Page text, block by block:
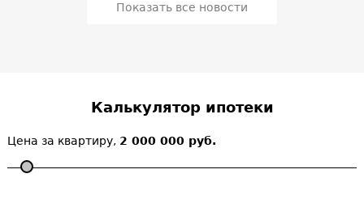
Показать все новости
Калькулятор ипотеки
Цена за квартиру, 2 000 000 руб.